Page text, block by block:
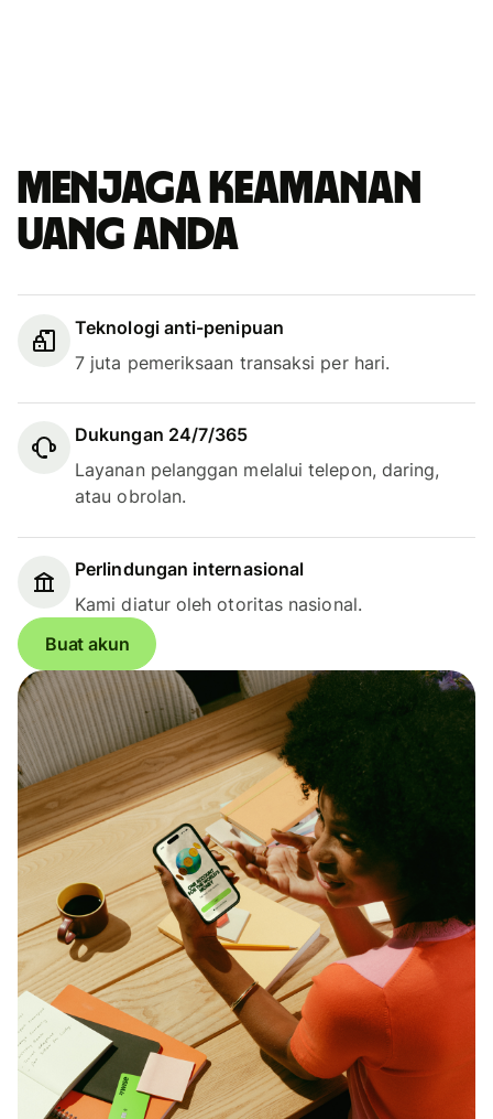
Menjaga keamanan
uang Anda
Teknologi anti-penipuan
7 juta pemeriksaan transaksi per hari.
Dukungan 24/7/365
Layanan pelanggan melalui telepon, daring,
atau obrolan.
Perlindungan internasional
Kami diatur oleh otoritas nasional.
Buat akun